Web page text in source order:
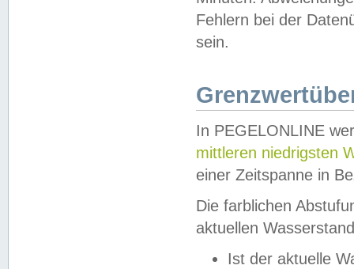
Fehlern bei der
sein.
In PEGELONLINE
mittleren niedrigsten
einer Zeitspanne in
Die farblichen
aktuellen
Ist der aktuelle